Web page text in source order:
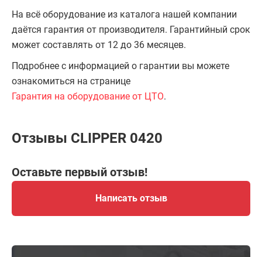
На всё оборудование из каталога нашей компании
даётся гарантия от производителя. Гарантийный срок
может составлять от 12 до 36 месяцев.
Подробнее с информацией о гарантии вы можете
ознакомиться на странице
Гарантия на оборудование от ЦТО.
Отзывы CLIPPER 0420
Оставьте первый отзыв!
Написать отзыв